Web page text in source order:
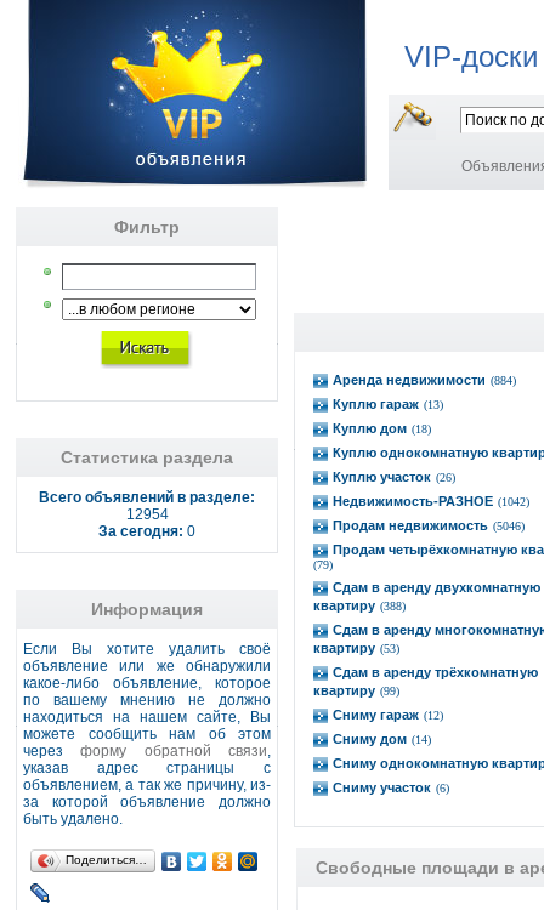
VIP-
Фильтр
Статистика раздела
Всего объявлений в разделе:
12954
За сегодня: 0
Информация
Если Вы хотите удалить своё
объявление или же обнаружили
какое-либо объявление, которое
по вашему мнению не должно
находиться на нашем сайте, Вы
можете сообщить нам об этом
черезформу обратной связи,
указав адрес страницы с
объявлением, а так же причину, из-
за которой объявление должно
быть удалено.
Поделиться…
Аренда недвижимости (884)
Куплю гараж (13)
Куплю дом (18)
Куплю однокомнатную
Куплю участок (26)
Недвижимость-РАЗНОЕ (1042)
Продам недвижимость (5046)
Продам четырёхкомнатную
(79)
Сдам в аренду двухкомнатную
квартиру (388)
Сдам в аренду
квартиру (53)
Сдам в аренду трёхкомнатную
квартиру (99)
Сниму гараж (12)
Сниму дом (14)
Сниму однокомнатную
Сниму участок (6)
Свободные площади в